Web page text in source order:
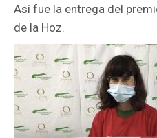
Así fue la entrega del
de la Hoz.